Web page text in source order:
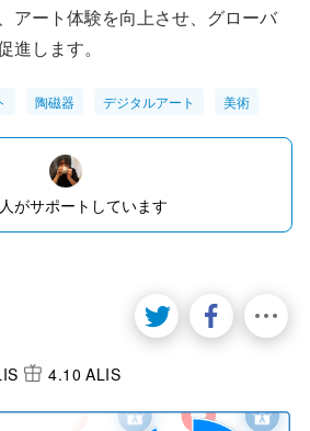
アート体験を向上させ、グローバ
進します。
陶磁器 デジタルアート 美術
人がサポートしています
4.10 ALIS